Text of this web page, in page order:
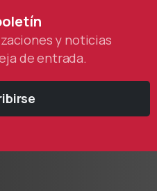
y noticias
de entrada.